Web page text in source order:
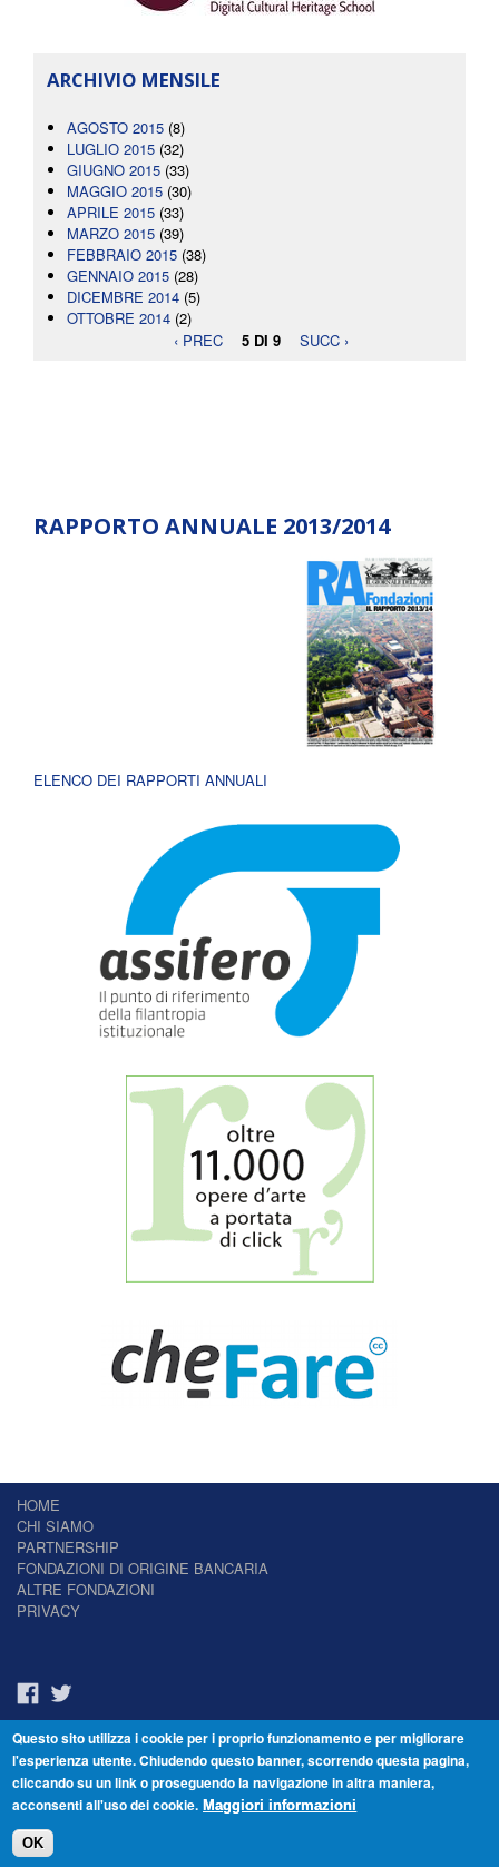
ARCHIVIO MENSILE
AGOSTO 2015 (8)
LUGLIO 2015 (32)
GIUGNO 2015 (33)
MAGGIO 2015 (30)
APRILE 2015 (33)
MARZO 2015 (39)
FEBBRAIO 2015 (38)
GENNAIO 2015 (28)
DICEMBRE 2014 (5)
OTTOBRE 2014 (2)
‹ PREC
5 DI 9 SUCC ›
RAPPORTO ANNUALE 2013/2014
ELENCO DEI RAPPORTI ANNUALI
HOME
CHI SIAMO
PARTNERSHIP
FONDAZIONI DI ORIGINE BANCARIA
ALTRE FONDAZIONI
PRIVACY
Il Giornale delle Fondazioni - Periodico telematico
Reg. Tribunale n.7 del 22/07/2014 – ISSN 2421-2466
© Fondazione Venezia 2000 - Dorsoduro 3488/U - 30123 Venezia - Italia -
Questo sito utilizza i cookie per i proprio funzionamento e per migliorare
l'esperienza utente. Chiudendo questo banner, scorrendo questa pagina,
cliccando su un link o proseguendo la navigazione in altra maniera,
acconsenti all'uso dei cookie. Maggiori informazioni
OK